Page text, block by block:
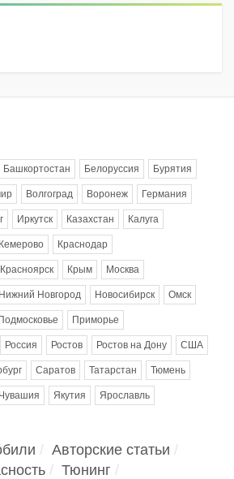
Башкортостан Белоруссия Бурятия
Волгоград Воронеж Германия
Иркутск Казахстан Калуга
Кемерово Краснодар
Красноярск Крым Москва
Нижний Новгород Новосибирск Омск
Приморье
Россия Ростов Ростов на Дону США
Саратов Татарстан Тюмень
Чувашия Якутия Ярославль
Авторские статьи
Тюнинг